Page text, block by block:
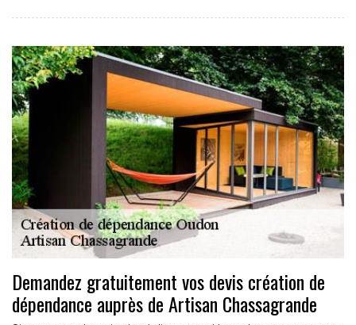
Demandez gratuitement vos devis création de
dépendance auprès de Artisan Chassagrande